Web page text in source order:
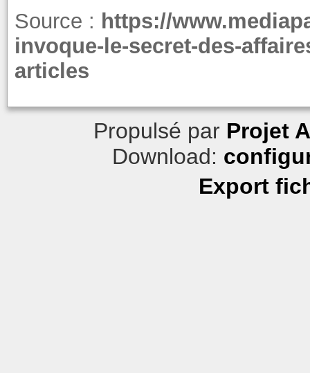
Source : https://
invoque-le-secret-des-
articles
Propulsé par Projet
Download:
Export